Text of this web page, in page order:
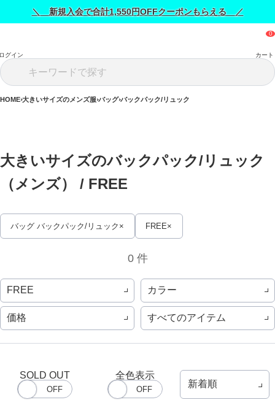
＼ 新規入会で合計1,550円OFFクーポンもらえる ／
グイン カート
HOME 大きいサイズのメンズ服 バッグ バックパック/リュック
大きいサイズのバックパック/リュック
（メンズ） / FREE
バッグ バックパック/リュック FREE
0 件
FREE カラー
価格 すべてのアイテム
SOLD OUT 全色表示